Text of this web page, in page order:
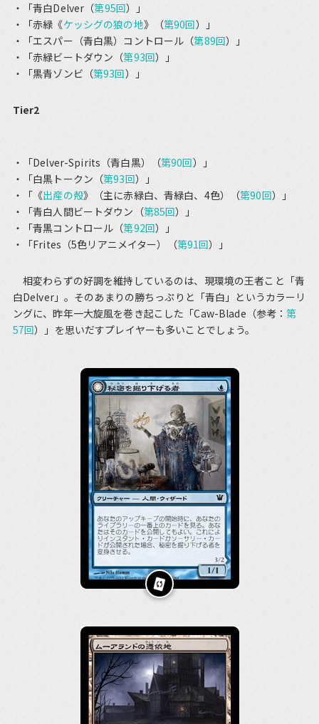
「青白Delver（第95回）」
「赤緑《ケッシグの狼の地》（第90回）」
「エスパー（青白黒）コントロール（第89回）」
「赤緑ビートダウン（第93回）」
「黒青ゾンビ（第93回）」
Tier2
「Delver-Spirits（青白黒）（第90回）」
「白黒トークン（第93回）」
「《出産の殻》（主に赤緑白、青緑白、4色）（第90回）」
「青白人間ビートダウン（第85回）」
「青黒コントロール（第92回）」
「Frites（5色リアニメイター）（第91回）」
相変わらずの好調を維持しているのは、現環境の王者こと「青
白Delver」。そのあまりの勝ちっぷりと「青白」というカラーリ
ングに、昨年一大旋風を巻き起こした「Caw-Blade（参考：第
57回）」を思いだすプレイヤーも多いことでしょう。